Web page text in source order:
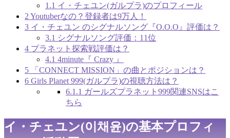
1.1 イ・チェユン(ガルプラ)のプロフィール
2 Youtuberなの？登録者は9万人！
3 イ・チェユン のシグナルソング『O.O.O』評価は？
3.1 シグナルソング評価：11位
4 プラネット探索戦評価は？
4.1 4minute『 Crazy 』
5 「CONNECT MISSION」の曲とポジションは？
6 Girls Planet 999(ガルプラ)の視聴方法は？
6.1.1 ガールズプラネット999関連SNSはこ
ちら
イ・チェユン(이채윤)の基本プロフィ